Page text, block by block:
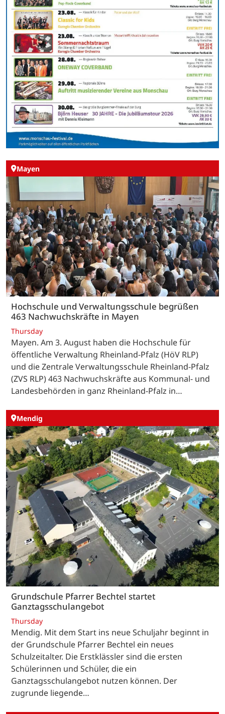
Mayen
Hochschule und Verwaltungsschule begrüßen
463 Nachwuchskräfte in Mayen
Thursday
Mayen. Am 3. August haben die Hochschule für
öffentliche Verwaltung Rheinland-Pfalz (HöV RLP)
und die Zentrale Verwaltungsschule Rheinland-Pfalz
(ZVS RLP) 463 Nachwuchskräfte aus Kommunal- und
Landesbehörden in ganz Rheinland-Pfalz in…
Mendig
Grundschule Pfarrer Bechtel startet
Ganztagsschulangebot
Thursday
Mendig. Mit dem Start ins neue Schuljahr beginnt in
der Grundschule Pfarrer Bechtel ein neues
Schulzeitalter. Die Erstklässler sind die ersten
Schülerinnen und Schüler, die ein
Ganztagsschulangebot nutzen können. Der
zugrunde liegende…